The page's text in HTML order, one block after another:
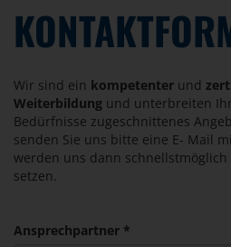
Wir sind ein kompetenter und
Weiterbildung und unterbreiten
Bedürfnisse zugeschnittenes
senden Sie uns bitte eine E- Mail
werden uns dann
setzen.
Ansprechpartner *